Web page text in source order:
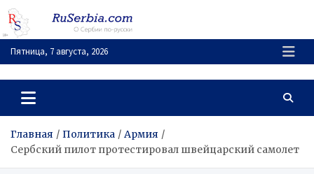
Перейти
содержимому
Пятница, 7 августа, 2026
RuSerbia.com
О Сербии – по-русски
Главная Политика
Армия
Сербский пилот протестировал швейцарский самолет